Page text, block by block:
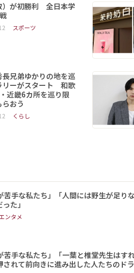
）が初勝利 全日本学
スポーツ
長兄弟ゆかりの地を巡
リーがスタート 和歌
近畿6カ所を巡り限
おう
くらし
苦手な私たち」「人間には野生が足
た」
ンタメ
苦手な私たち」「一葉と椎堂先生は
れて前向きに進み出した人たちのドラ